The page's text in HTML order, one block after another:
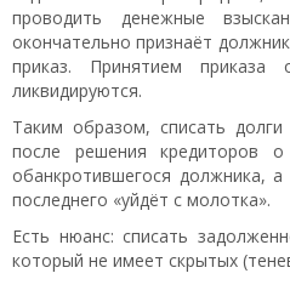
проводить денежные
окончательно признаёт
приказ. Принятием приказа
ликвидируются.
Таким образом, списать
после решения кредиторов
обанкротившегося должника,
последнего «уйдёт с молотка».
Есть нюанс: списать
который не имеет скрытых